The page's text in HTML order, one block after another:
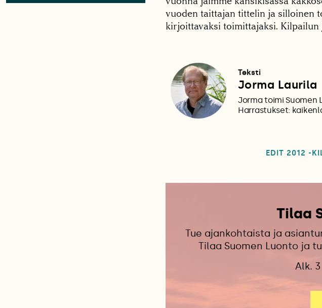
vuoden taittajan tittelin ja silloinen
kirjoittavaksi toimittajaksi. Kilpailun
Teksti
Jorma Laurila
Jorma toimi Suomen
Harrastukset:
EDIT 2012 -
Tilaa
Tue ajankohtaista ja
Tilaa Suomen Luonto ja
Alk.